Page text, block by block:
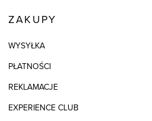
ZAKUPY
WYSYŁKA
PŁATNOŚCI
REKLAMACJE
EXPERIENCE CLUB